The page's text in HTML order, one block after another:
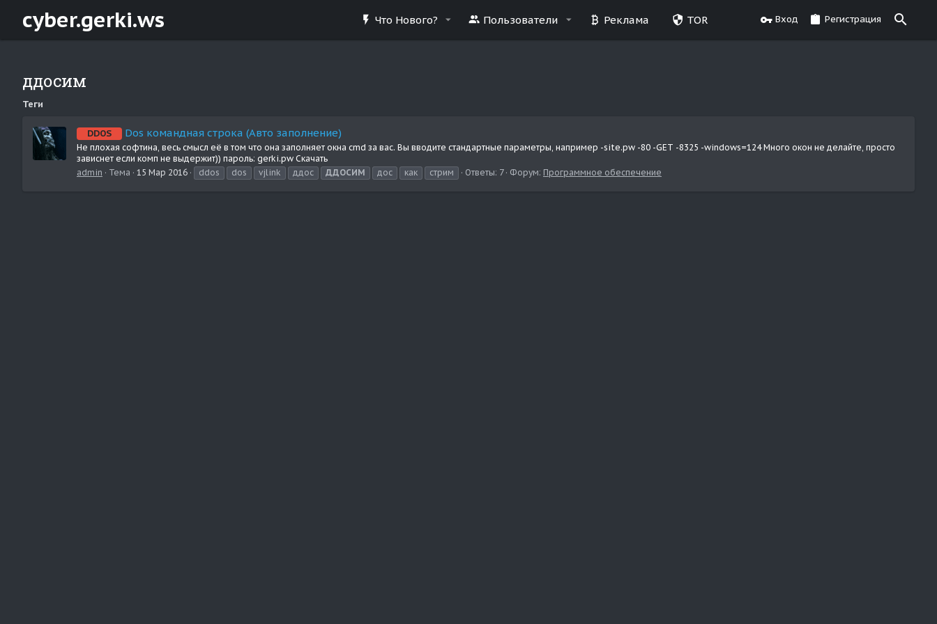
cyber.gerki.ws Что Нового? Пользователи Реклама TOR Вход Регистрация
ддосим
Теги
DDOS Dos командная строка (Авто заполнение)
Не плохая софтина, весь смысл её в том что она заполняет окна cmd за вас. Вы вводите стандартные параметры, например -site.pw -80 -GET -8325 -windows=124 Много окон не делайте, просто
зависнет если комп не выдержит)) пароль: gerki.pw Скачать
admin
Тема 15 Мар 2016 ddos dos vjlink ддос ДДОСИМ дос как стрим Ответы: 7 Форум: Программное обеспечение